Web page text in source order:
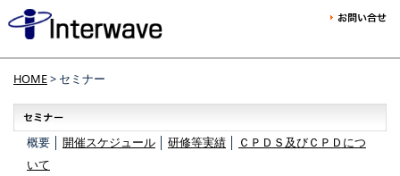
HOME> セミナー
概要 │ 開催スケジュール 研修等実績
ＣＰＤＳ及びＣＰＤにつ
いて